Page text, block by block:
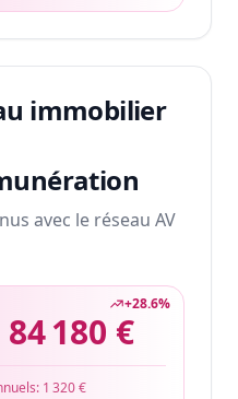
immobilier
avec le réseau AV
+28.6%
84 180 €
1 320 €